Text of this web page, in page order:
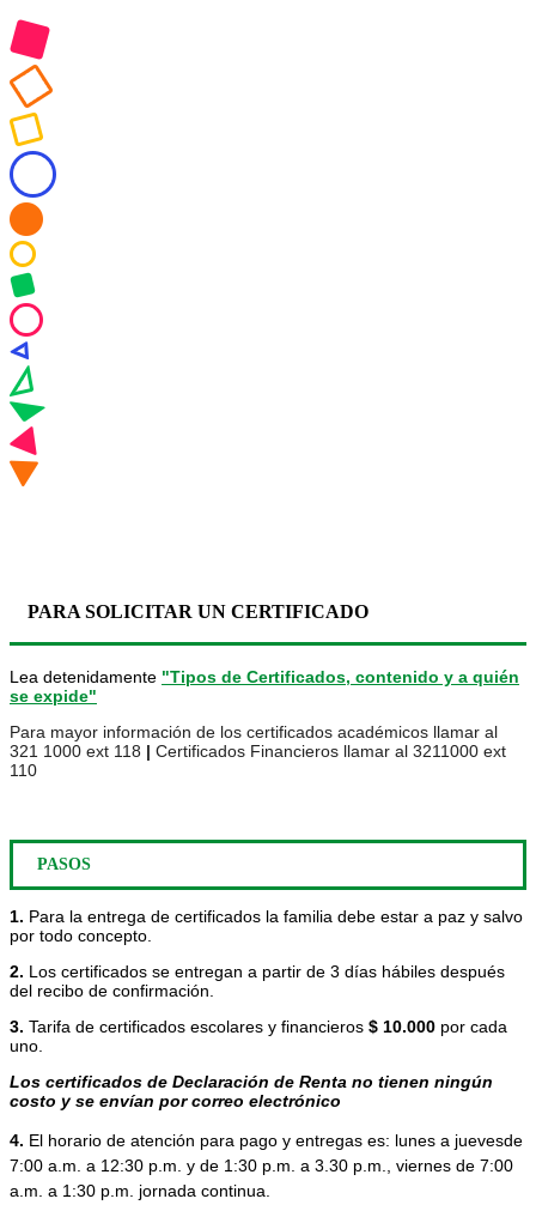
PARA SOLICITAR UN CERTIFICADO
Lea detenidamente "Tipos de Certificados, contenido y a quién
se expide"
Para mayor información de los certificados académicos llamar al
321 1000 ext 118 | Certificados Financieros llamar al 3211000 ext
110
PASOS
1. Para la entrega de certificados la familia debe estar a paz y salvo
por todo concepto.
2. Los certificados se entregan a partir de 3 días hábiles después
del recibo de confirmación.
3. Tarifa de certificados escolares y financieros $ 10.000 por cada
uno.
Los certificados de Declaración de Renta no tienen ningún
costo y se envían por correo electrónico
4. El horario de atención para pago y entregas es: lunes a juevesde
7:00 a.m. a 12:30 p.m. y de 1:30 p.m. a 3.30 p.m., viernes de 7:00
a.m. a 1:30 p.m. jornada continua.